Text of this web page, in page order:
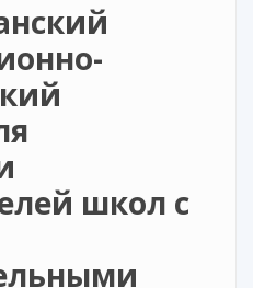
школ с